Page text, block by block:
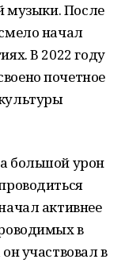
музыки. После
начал
В 2022 году
почетное
большой урон
активнее
в
участвовал в